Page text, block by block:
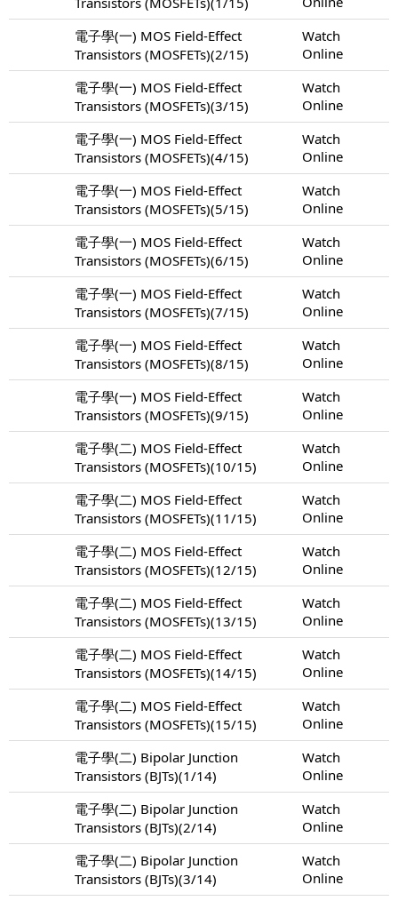
電子學(一) MOS Field-Effect
Transistors (MOSFETs)(2/15)
Watch
Online
電子學(一) MOS Field-Effect
Transistors (MOSFETs)(3/15)
Watch
Online
電子學(一) MOS Field-Effect
Transistors (MOSFETs)(4/15)
Watch
Online
電子學(一) MOS Field-Effect
Transistors (MOSFETs)(5/15)
Watch
Online
電子學(一) MOS Field-Effect
Transistors (MOSFETs)(6/15)
Watch
Online
電子學(一) MOS Field-Effect
Transistors (MOSFETs)(7/15)
Watch
Online
電子學(一) MOS Field-Effect
Transistors (MOSFETs)(8/15)
Watch
Online
電子學(一) MOS Field-Effect
Transistors (MOSFETs)(9/15)
Watch
Online
電子學(二) MOS Field-Effect
Transistors (MOSFETs)(10/15)
Watch
Online
電子學(二) MOS Field-Effect
Transistors (MOSFETs)(11/15)
Watch
Online
電子學(二) MOS Field-Effect
Transistors (MOSFETs)(12/15)
Watch
Online
電子學(二) MOS Field-Effect
Transistors (MOSFETs)(13/15)
Watch
Online
電子學(二) MOS Field-Effect
Transistors (MOSFETs)(14/15)
Watch
Online
電子學(二) MOS Field-Effect
Transistors (MOSFETs)(15/15)
Watch
Online
電子學(二) Bipolar Junction
Transistors (BJTs)(1/14)
Watch
Online
電子學(二) Bipolar Junction
Transistors (BJTs)(2/14)
Watch
Online
電子學(二) Bipolar Junction
Transistors (BJTs)(3/14)
Watch
Online